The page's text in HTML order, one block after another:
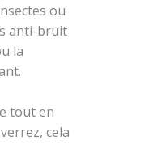
ou
anti-bruit
la
tout en
cela